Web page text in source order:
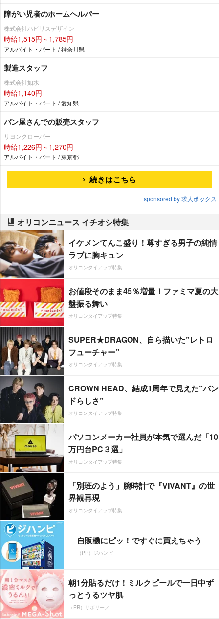
障がい児者のホームヘルパー
株式会社ハビリスデザイン
時給1,515円～1,785円
アルバイト・パート / 神奈川県
製造スタッフ
株式会社如水
時給1,140円
アルバイト・パート / 愛知県
パン屋さんでの販売スタッフ
リヨンクローバー
時給1,226円～1,270円
アルバイト・パート / 東京都
続きはこちら
sponsored by 求人ボックス
オリコンニュース イチオシ特集
イケメンてんこ盛り！尊すぎる男子の純情
ラブに胸キュン
オリコンタイアップ特集
お値段そのまま45％増量！ファミマ夏の大
盤振る舞い
オリコンタイアップ特集
SUPER★DRAGON、自ら描いた”レトロ
フューチャー”
オリコンタイアップ特集
CROWN HEAD、結成1周年で見えた”バン
ドらしさ”
オリコンタイアップ特集
パソコンメーカー社員が本気で選んだ「10
万円台PC３選」
オリコンタイアップ特集
「別班のよう」腕時計で『VIVANT』の世
界観再現
オリコンタイアップ特集
自販機にピッ！ですぐに買えちゃう
（PR）ジハンピ
朝1分貼るだけ！ミルクピールで一日中ず
っとうるツヤ肌
（PR）サボリーノ